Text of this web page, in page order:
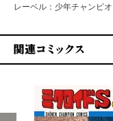
レーベル：少年チャンピ